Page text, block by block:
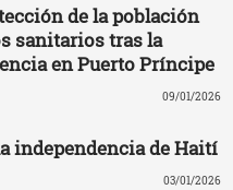
de la población
sanitarios tras la
en Puerto Príncipe
09/01/2026
independencia de Haití
03/01/2026